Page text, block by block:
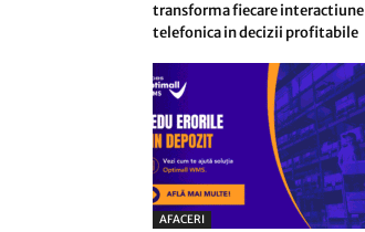
transforma fiecare interactiune
telefonica in decizii profitabile
AFACERI